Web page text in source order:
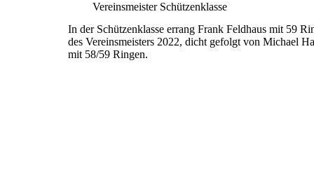
In der Schützenklasse errang Frank Feldhaus mit 59
des Vereinsmeisters 2022, dicht gefolgt von Michael
mit 58/59 Ringen.
Vereinsmeister Schützenklasse